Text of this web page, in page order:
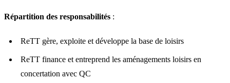
Répartition des responsabilités :
ReTT gère, exploite et développe la base de loisirs
ReTT finance et entreprend les aménagements loisirs en
concertation avec QC